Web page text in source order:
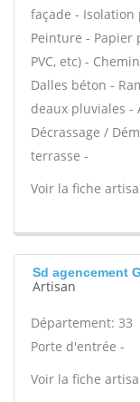
façade - Isolation
Peinture - Papier
PVC, etc) -
Dalles béton -
deaux pluviales
Décrassage /
terrasse -
Voir la fiche
Sd agencement
Artisan
Département: 33
Porte d'entrée -
Voir la fiche